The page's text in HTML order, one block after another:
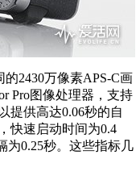
2430万像素APS-C画
Pro图像处理器，支持
提供高达0.06秒的自
快速启动时间为0.4
为0.25秒。这些指标几